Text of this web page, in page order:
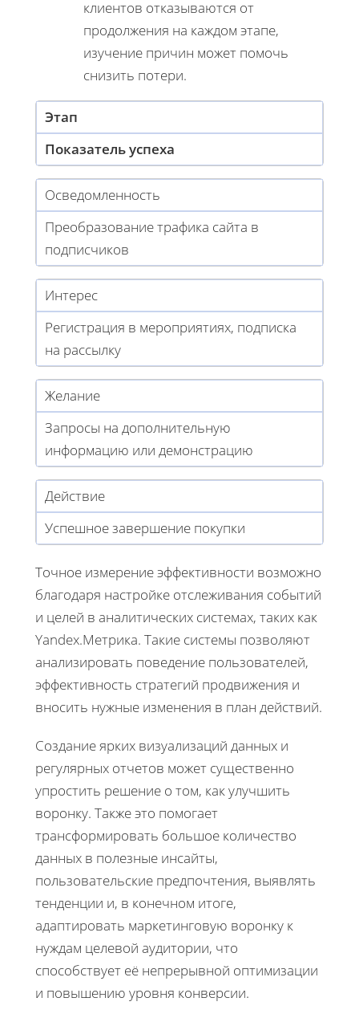
клиентов отказываются от
продолжения на каждом этапе,
изучение причин может помочь
снизить потери.
Этап
Показатель успеха
Осведомленность
Преобразование трафика сайта в
подписчиков
Интерес
Регистрация в мероприятиях, подписка
на рассылку
Желание
Запросы на дополнительную
информацию или демонстрацию
Действие
Успешное завершение покупки
Точное измерение эффективности возможно
благодаря настройке отслеживания событий
и целей в аналитических системах, таких как
Yandex.Метрика. Такие системы позволяют
анализировать поведение пользователей,
эффективность стратегий продвижения и
вносить нужные изменения в план действий.
Создание ярких визуализаций данных и
регулярных отчетов может существенно
упростить решение о том, как улучшить
воронку. Также это помогает
трансформировать большое количество
данных в полезные инсайты,
пользовательские предпочтения, выявлять
тенденции и, в конечном итоге,
адаптировать маркетинговую воронку к
нуждам целевой аудитории, что
способствует её непрерывной оптимизации
и повышению уровня конверсии.